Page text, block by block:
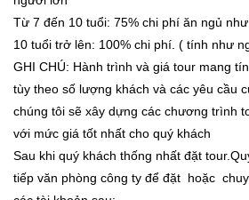
Từ 7 đến 10 tuổi: 75% chi phí ăn ngủ
10 tuổi trở lên: 100% chi phí. ( tính như
GHI CHÚ: Hành trình và giá tour mang
tùy theo số lượng khách và các yêu cầu
chúng tôi sẽ xây dựng các chương trình
với mức giá tốt nhất cho quý khách
Sau khi quý khách thống nhất đặt
tiếp văn phòng công ty để đặt hoặc